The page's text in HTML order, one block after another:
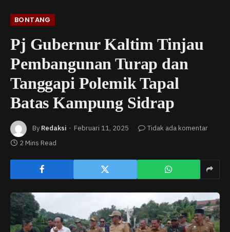
BONTANG
Pj Gubernur Kaltim Tinjau
Pembangunan Turap dan
Tanggapi Polemik Tapal
Batas Kampung Sidrap
By Redaksi Februari 11, 2025
Tidak ada komentar
2 Mins Read